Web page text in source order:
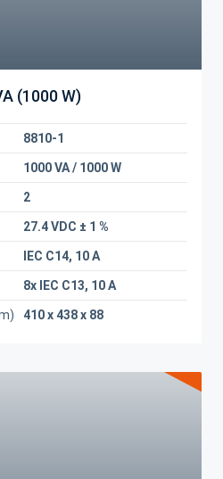
(1000 W)
8810-1
1000 VA / 1000 W
2
27.4 VDC ± 1 %
IEC C14, 10 A
8x IEC C13, 10 A
410 x 438 x 88